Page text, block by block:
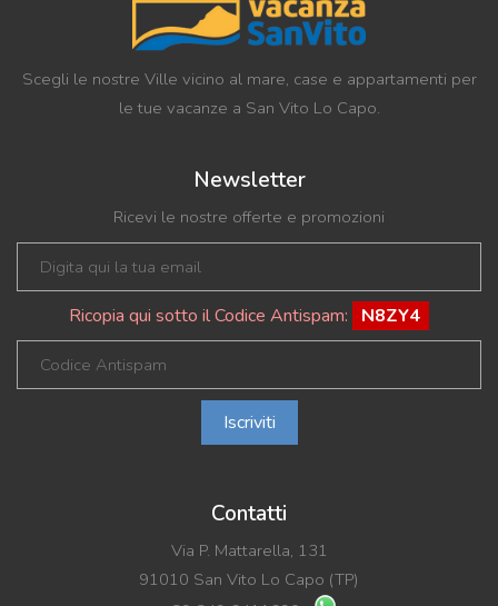
Scegli le nostre Ville vicino al mare, case e appartamenti per
le tue vacanze a San Vito Lo Capo.
Newsletter
Ricevi le nostre offerte e promozioni
Ricopia qui sotto il Codice Antispam: N8ZY4
Iscriviti
Contatti
Via P. Mattarella, 131
91010 San Vito Lo Capo (TP)